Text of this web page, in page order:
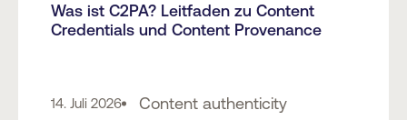
Was ist C2PA? Leitfaden zu Content
Credentials und Content Provenance
14. Juli 2026 Content authenticity